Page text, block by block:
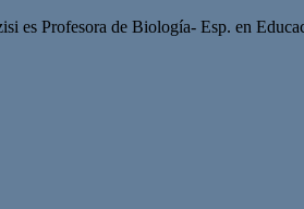
es Profesora de Biología- Esp. en